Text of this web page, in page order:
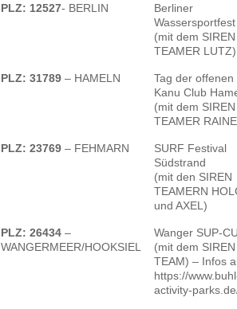
PLZ: 12527- BERLIN
Berliner
Wassersportfest
(mit dem SIREN
TEAMER LUTZ)
PLZ: 31789 – HAMELN
Tag der offenen
Kanu Club
(mit dem SIREN
TEAMER
PLZ: 23769 – FEHMARN
SURF Festival
Südstrand
(mit den SIREN
TEAMERN
und AXEL)
PLZ: 26434 –
WANGERMEER/HOOKSIEL
Wanger SUP-
(mit dem SIREN
TEAM) – Infos
https://
activity-